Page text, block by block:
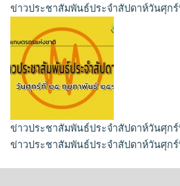
ข่าวประชาสัมพันธ์ประจำสัปดาห์วันศุก
ข่าวประชาสัมพันธ์ประจำสัปดาห์วันศุก
ข่าวประชาสัมพันธ์ประจำสัปดาห์วันศุก